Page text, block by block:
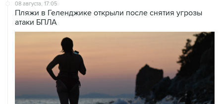
08 августа, 17:05
Пляжи в Геленджике открыли после снятия угрозы
атаки БПЛА